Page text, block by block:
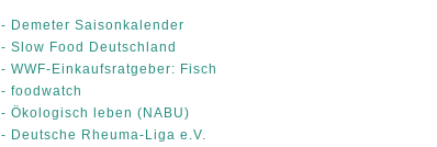
- Demeter Saisonkalender
- Slow Food Deutschland
- WWF-Einkaufsratgeber: Fisch
- foodwatch
- Ökologisch leben (NABU)
- Deutsche Rheuma-Liga e.V.